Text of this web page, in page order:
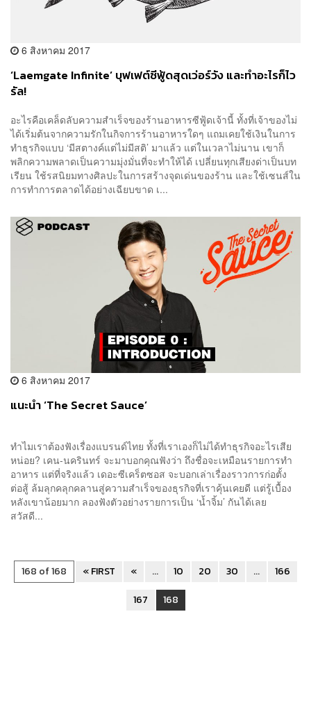
6 สิงหาคม 2017
‘Laemgate Infinite’ บุฟเฟต์ซีฟู้ดสุดเว่อร์วัง และทำอะไรก็ไว
รัล!
อะไรคือเคล็ดลับความสำเร็จของร้านอาหารซีฟู้ดเจ้านี้ ทั้งที่เจ้าของไม่
ได้เริ่มต้นจากความรักในกิจการร้านอาหารใดๆ แถมเคยใช้เงินในการ
ทำธุรกิจแบบ ‘มีสตางค์แต่ไม่มีสติ’ มาแล้ว แต่ในเวลาไม่นาน เขาก็
พลิกความพลาดเป็นความมุ่งมั่นที่จะทำให้ได้ เปลี่ยนทุกเสียงด่าเป็นบท
เรียน ใช้รสนิยมทางศิลปะในการสร้างจุดเด่นของร้าน และใช้เซนส์ใน
การทำการตลาดได้อย่างเฉียบขาด เ...
6 สิงหาคม 2017
แนะนำ ‘The Secret Sauce’
ทำไมเราต้องฟังเรื่องแบรนด์ไทย ทั้งที่เราเองก็ไม่ได้ทำธุรกิจอะไรเสีย
หน่อย? เคน-นครินทร์ จะมาบอกคุณฟังว่า ถึงชื่อจะเหมือนรายการทำ
อาหาร แต่ที่จริงแล้ว เดอะซีเคร็ตซอส จะบอกเล่าเรื่องราวการก่อตั้ง
ต่อสู้ ล้มลุกคลุกคลานสู่ความสำเร็จของธุรกิจที่เราคุ้นเคยดี แต่รู้เบื้อง
หลังเขาน้อยมาก ลองฟังตัวอย่างรายการเป็น ‘น้ำจิ้ม’ กันได้เลย
สวัสดี...
168 of 168 « FIRST « ... 10 20 30 ...
166
167
168